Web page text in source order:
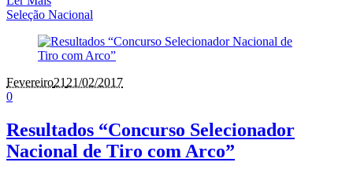
Seleção Nacional
Fevereiro21 21/02/2017
0
Resultados “Concurso Selecionador
Nacional de Tiro com Arco”